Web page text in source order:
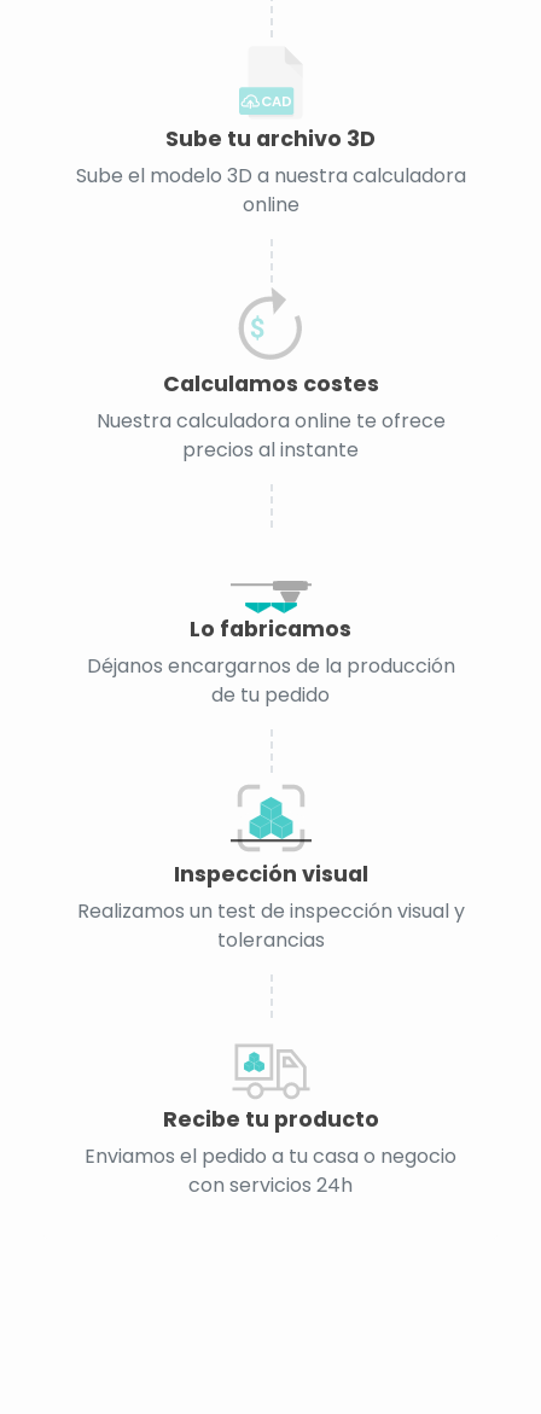
CAD
Sube tu archivo 3D
Sube el modelo 3D a nuestra calculadora
online
Calculamos costes
Nuestra calculadora online te ofrece
precios al instante
Lo fabricamos
Déjanos encargarnos de la producción
de tu pedido
Inspección visual
Realizamos un test de inspección visual y
tolerancias
Recibe tu producto
Enviamos el pedido a tu casa o negocio
con servicios 24h